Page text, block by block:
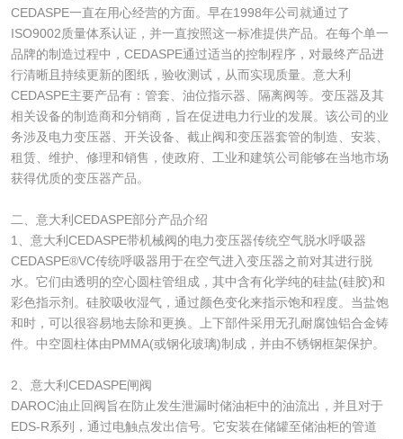
CEDASPE一直在用心经营的方面。早在1998年公司就通过了
ISO9002质量体系认证，并一直按照这一标准提供产品。在每个单一
品牌的制造过程中，CEDASPE通过适当的控制程序，对最终产品进
行清晰且持续更新的图纸，验收测试，从而实现质量。意大利
CEDASPE主要产品有：管套、油位指示器、隔离阀等。变压器及其
相关设备的制造商和分销商，旨在促进电力行业的发展。该公司的业
务涉及电力变压器、开关设备、截止阀和变压器套管的制造、安装、
租赁、维护、修理和销售，使政府、工业和建筑公司能够在当地市场
获得优质的变压器产品。
二、意大利CEDASPE部分产品介绍
1、意大利CEDASPE带机械阀的电力变压器传统空气脱水呼吸器
CEDASPE®VC传统呼吸器用于在空气进入变压器之前对其进行脱
水。它们由透明的空心圆柱管组成，其中含有化学纯的硅盐(硅胶)和
彩色指示剂。硅胶吸收湿气，通过颜色变化来指示饱和程度。当盐饱
和时，可以很容易地去除和更换。上下部件采用无孔耐腐蚀铝合金铸
件。中空圆柱体由PMMA(或钢化玻璃)制成，并由不锈钢框架保护。
2、意大利CEDASPE闸阀
DAROC油止回阀旨在防止发生泄漏时储油柜中的油流出，并且对于
EDS-R系列，通过电触点发出信号。它安装在储罐至储油柜的管道